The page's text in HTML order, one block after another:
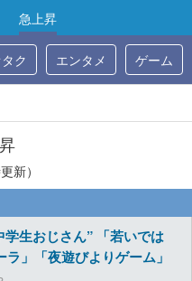
急上昇
ク エンタメ ゲーム
新）
学生おじさん” 「若いでは
」「夜遊びよりゲーム」